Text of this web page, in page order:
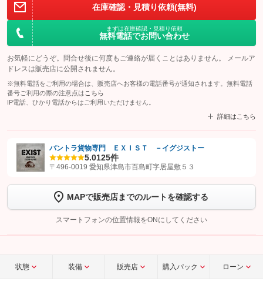
在庫確認・見積り依頼(無料)
まずは在庫確認・見積り依頼
無料電話でお問い合わせ
お気軽にどうぞ。問合せ後に何度もご連絡が届くことはありません。 メールア
ドレスは販売店に公開されません。
※無料電話をご利用の場合は、販売店へお客様の電話番号が通知されます。無料電話
番号ご利用の際の注意点は こちら
IP電話、ひかり電話からはご利用いただけません。
詳細はこちら
【STEP1】
認証画面でグーネットを友だち追加してから「許可する」ボタンを押
トーク画面で
ボタンをタップして問い合わせを
完了してください。
こちら
バントラ貨物専門 ＥＸＩＳＴ －イグジストー
5.0125件
〒496-0019 愛知県津島市百島町字居屋敷５３
MAPで販売店までのルートを確認する
スマートフォンの位置情報をONにしてください
状態 装備 販売店 購入パック ローン